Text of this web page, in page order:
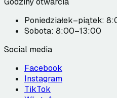
Poniedziałek–piątek:
Sobota: 8:00–13:00
Social media
Facebook
Instagram
TikTok